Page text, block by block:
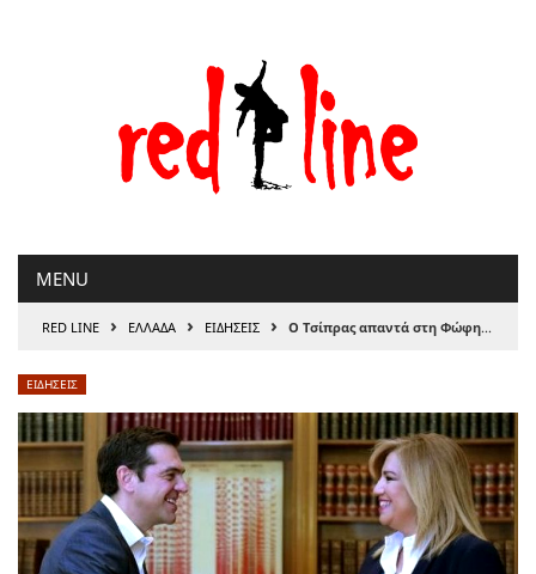
MENU
RED LINE › ΕΛΛΑΔΑ › ΕΙΔΗΣΕΙΣ › Ο Τσίπρας απαντά στη Φώφη για τη συνταγματική αναθεώρηση: Ο τόπος έχει ανάγκη μια προοδευτική τομή
ΕΙΔΗΣΕΙΣ